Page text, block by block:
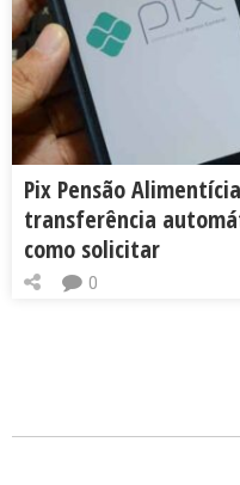
Pix Pensão
transferência
como solicitar
0